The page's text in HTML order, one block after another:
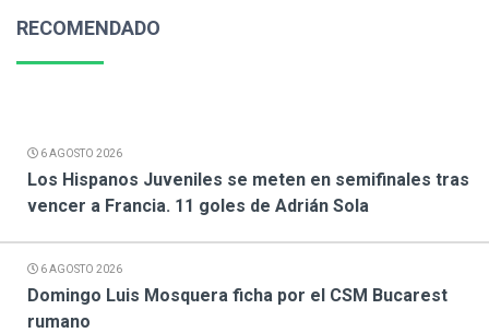
RECOMENDADO
6 AGOSTO 2026
Los Hispanos Juveniles se meten en semifinales tras
vencer a Francia. 11 goles de Adrián Sola
6 AGOSTO 2026
Domingo Luis Mosquera ficha por el CSM Bucarest
rumano